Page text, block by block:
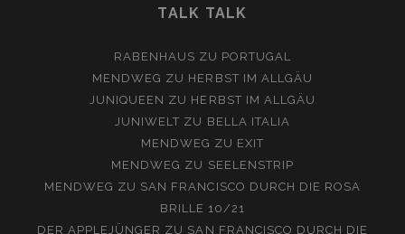
TALK TALK
RABENHAUS ZU PORTUGAL
MENDWEG ZU HERBST IM ALLGÄU
JUNIQUEEN ZU HERBST IM ALLGÄU
JUNIWELT ZU BELLA ITALIA
MENDWEG ZU EXIT
MENDWEG ZU SEELENSTRIP
MENDWEG ZU SAN FRANCISCO DURCH DIE ROSA
BRILLE 10/21
DER APPLEJÜNGER ZU SAN FRANCISCO DURCH DIE